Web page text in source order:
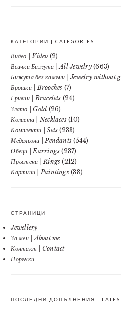
КАТЕГОРИИ | CATEGORIES
Видео | Video (2)
Всички Бижута | All Jewelry(663)
Бижута без камъни | Jewelry without
Брошки | Brooches (7)
Гривни | Bracelets (24)
Злато | Gold (26)
Колиета | Necklaces(10)
Комплекти | Sets (233)
Медальони | Pendants (544)
Обеци | Earrings (237)
Пръстени | Rings (212)
Картини | Paintings(38)
СТРАНИЦИ
Jewellery
За мен | About me
Контакт | Contact
Поръчки
ПОСЛЕДНИ ДОПЪЛНЕНИЯ | LATEST